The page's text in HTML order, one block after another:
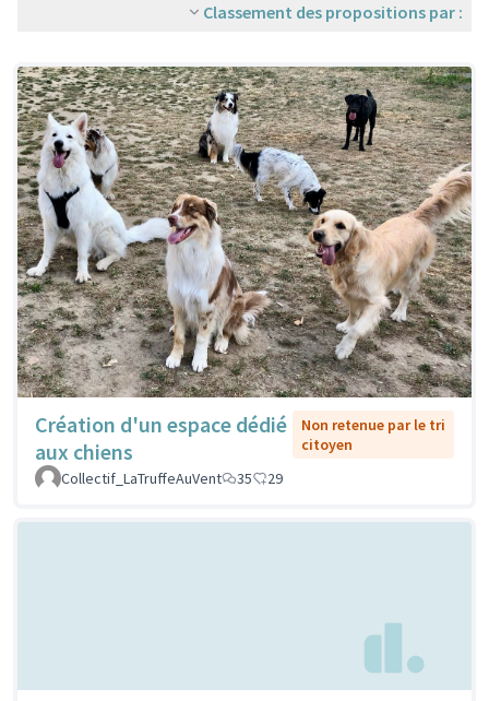
Classement des propositions par :
Création d'un espace dédié
aux chiens
Non retenue par le tri
citoyen
Collectif_LaTruffeAuVent
35 29